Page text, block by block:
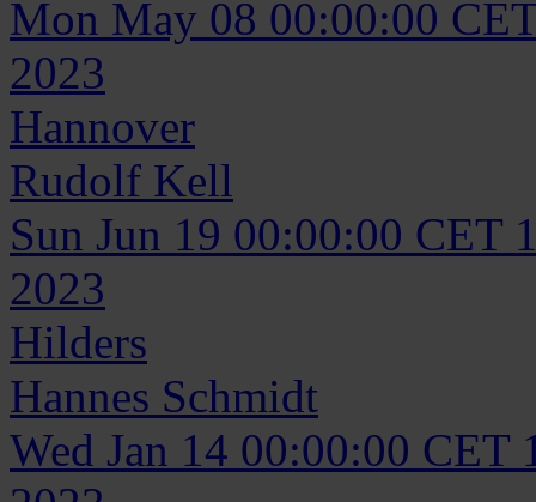
Mon May 08 00:00:00
2023
Hannover
Rudolf Kell
Sun Jun 19 00:00:00 CET
2023
Hilders
Hannes Schmidt
Wed Jan 14 00:00:00 CET